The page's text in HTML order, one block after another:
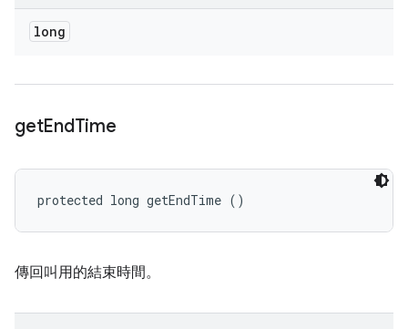
long
getEndTime
protected long getEndTime ()
傳回叫用的結束時間。